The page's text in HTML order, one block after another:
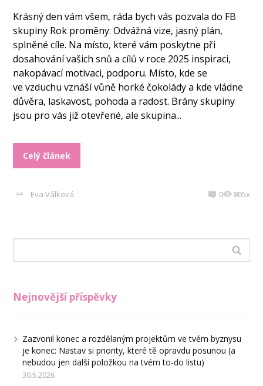
Krásný den vám všem, ráda bych vás pozvala do FB
skupiny Rok proměny: Odvážná vize, jasný plán,
splněné cíle. Na místo, které vám poskytne při
dosahování vašich snů a cílů v roce 2025 inspiraci,
nakopávací motivaci, podporu. Místo, kde se
ve vzduchu vznáší vůně horké čokolády a kde vládne
důvěra, laskavost, pohoda a radost. Brány skupiny
jsou pro vás již otevřené, ale skupina...
Celý článek
Eva Válková 0 805x
Nejnovější příspěvky
Zazvonil konec a rozdělaným projektům ve tvém byznysu
je konec: Nastav si priority, které tě opravdu posunou (a
nebudou jen další položkou na tvém to-do listu)
30.5.2026